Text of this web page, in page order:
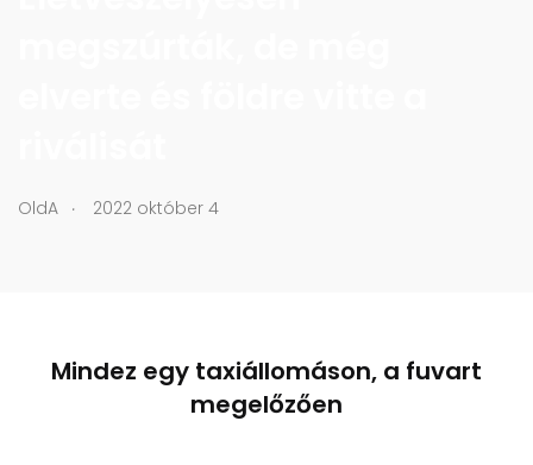
OldA . 2022 október 4
Mindez egy taxiállomáson, a fuvart
megelőzően